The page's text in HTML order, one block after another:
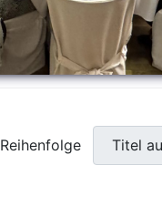
Reihenfolge